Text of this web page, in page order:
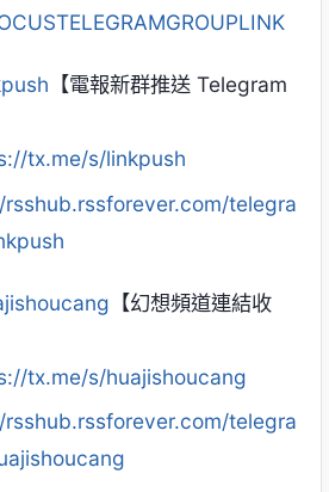
【電報新群推送 Telegram
tx.me/s/linkpush
telegra
【幻想頻道連結收
tx.me/s/huajishoucang
telegra